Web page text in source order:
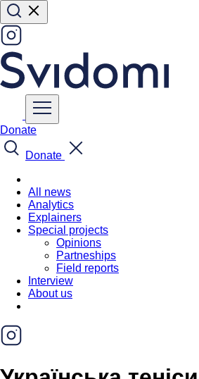
Donate
Donate
All news
Analytics
Explainers
Special projects
Opinions
Partneships
Field reports
Interview
About us